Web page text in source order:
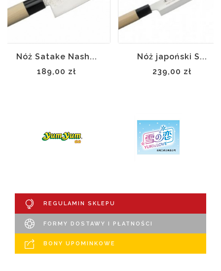
Nóż Satake Nash...
189,00 zł
Nóż japoński S...
239,00 zł
REGULAMIN SKLEPU
FORMY DOSTAWY I PŁATNOŚCI
BONY UPOMINKOWE